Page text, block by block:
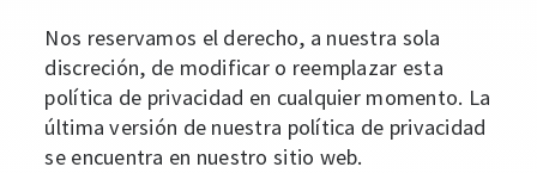
Nos reservamos el derecho, a nuestra sola
discreción, de modificar o reemplazar esta
política de privacidad en cualquier momento. La
última versión de nuestra política de privacidad
se encuentra en nuestro sitio web.